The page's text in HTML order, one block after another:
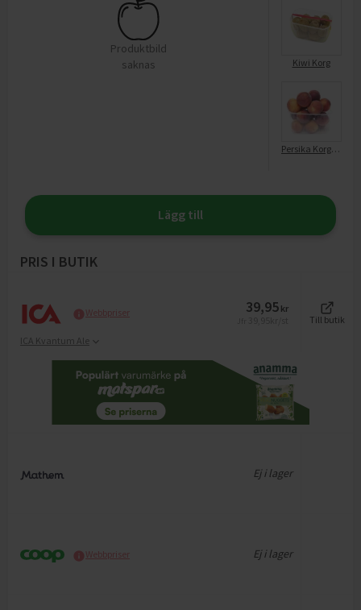
Produktbild
saknas
Kiwi Korg
Persika Korg ca 1kg
Lägg till
PRIS I BUTIK
Webbpriser 39,95 kr
Till butik
ICA Kvantum Ale
Ej i lager
Webbpriser Ej i lager